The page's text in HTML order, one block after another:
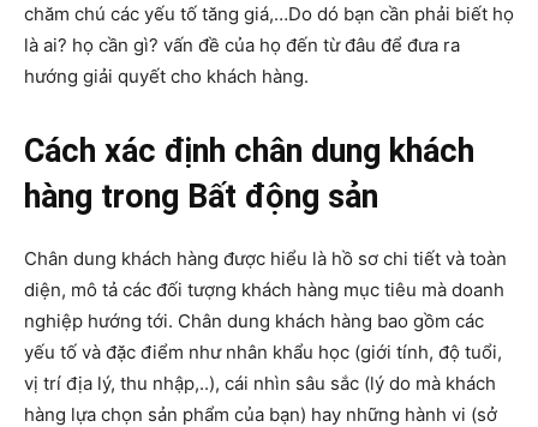
chăm chú các yếu tố tăng giá,…Do dó bạn cần phải biết họ
là ai? họ cần gì? vấn đề của họ đến từ đâu để đưa ra
hướng giải quyết cho khách hàng.
Cách xác định chân dung khách
hàng trong Bất động sản
Chân dung khách hàng được hiểu là hồ sơ chi tiết và toàn
diện, mô tả các đối tượng khách hàng mục tiêu mà doanh
nghiệp hướng tới. Chân dung khách hàng bao gồm các
yếu tố và đặc điểm như nhân khẩu học (giới tính, độ tuổi,
vị trí địa lý, thu nhập,..), cái nhìn sâu sắc (lý do mà khách
hàng lựa chọn sản phẩm của bạn) hay những hành vi (sở